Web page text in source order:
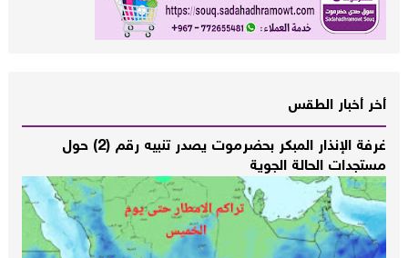
أخر أخبار الطقس
غرفة الإنذار المبكر بحضرموت يصدر تنبيه رقم (2) حول
مستجدات الحالة الجوية